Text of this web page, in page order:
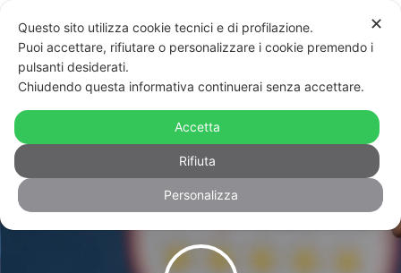
Il M5s non molla: “Saremo al Milano
Pride. Noi mai contro i diritti chi
critica fomenta odio”
✕
Questo sito utilizza cookie tecnici e di profilazione.
Puoi accettare, rifiutare o personalizzare i cookie premendo i
pulsanti desiderati.
Chiudendo questa informativa continuerai senza accettare.
Accetta
Rifiuta
Personalizza